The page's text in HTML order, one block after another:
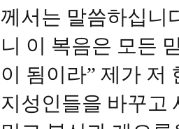
께서는 말씀하십니
니 이 복음은 모든
이 됨이라” 제가 저
지성인들을 바꾸고